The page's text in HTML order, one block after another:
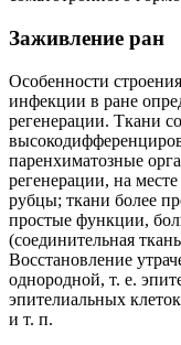
Заживление ран
Особенности
инфекции в ране
регенерации. Ткани
паренхиматозные
регенерации, на
рубцы; ткани более
простые функции,
(соединительная
Восстановление
однородной, т. е.
эпителиальных
и т. п.